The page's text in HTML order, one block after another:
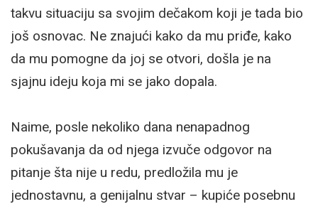
takvu situaciju sa svojim dečakom koji je tada bio
još osnovac. Ne znajući kako da mu priđe, kako
da mu pomogne da joj se otvori, došla je na
sjajnu ideju koja mi se jako dopala.
Naime, posle nekoliko dana nenapadnog
pokušavanja da od njega izvuče odgovor na
pitanje šta nije u redu, predložila mu je
jednostavnu, a genijalnu stvar – kupiće posebnu